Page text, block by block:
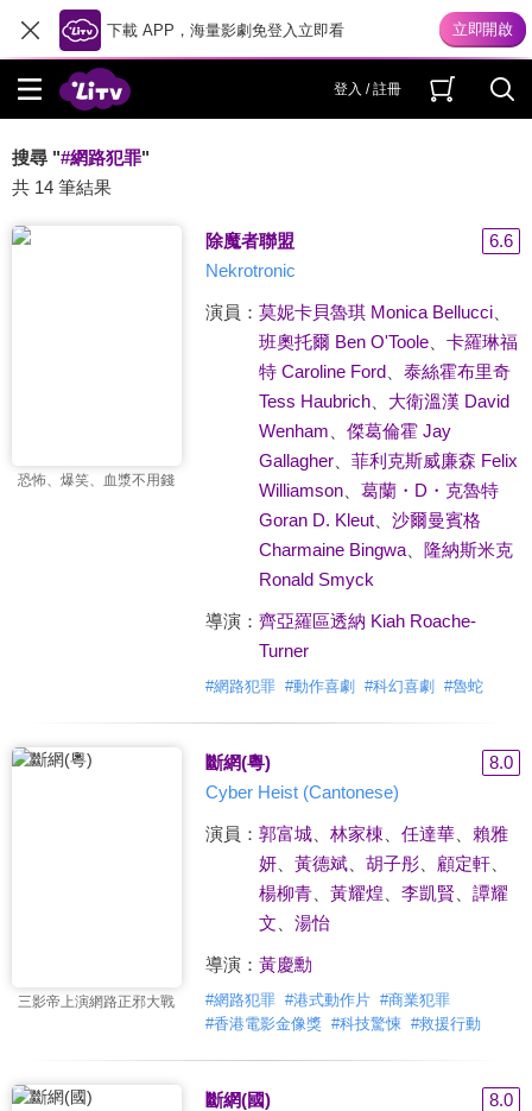
下載 APP，海量影劇免登入立即看
登入 / 註冊
搜尋 "#網路犯罪"
共 14 筆結果
恐怖、爆笑、血漿不用錢
除魔者聯盟
6.6
Nekrotronic
演員： 莫妮卡貝魯琪 Monica Bellucci、
班奧托爾 Ben O'Toole、 卡羅琳福
特 Caroline Ford、 泰絲霍布里奇
Tess Haubrich、 大衛溫漢 David
Wenham
傑葛倫霍​ Jay
Gallagher、 菲利克斯威廉森 Felix
Williamson、 葛蘭・D・克魯特
Goran D. Kleut、 沙爾曼賓格
Charmaine Bingwa、 隆納斯米克
Ronald Smyck
導演： 齊亞羅區透納 Kiah Roache-
Turner
#網路犯罪 #動作喜劇 #科幻喜劇 #魯蛇
三影帝上演網路正邪大戰
斷網(粵)
8.0
Cyber Heist (Cantonese)
演員： 郭富城、 林家棟 任達華、 賴雅
妍、 黃德斌、 胡子彤、 顧定軒、
楊柳青、 黃耀煌 李凱賢
譚耀
文
湯怡
導演： 黃慶勳
#網路犯罪 #港式動作片 #商業犯罪
#香港電影金像獎 #科技驚悚 #救援行動
斷網(國)
8.0